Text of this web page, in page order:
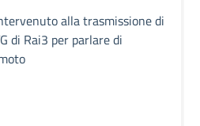
alla trasmissione di
di Rai3 per parlare di